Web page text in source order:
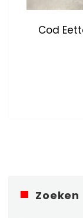
Cod
Zoeken